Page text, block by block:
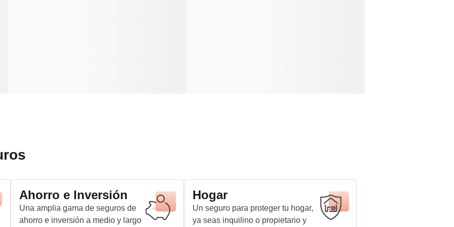
Ahorro e Inversión
Una amplia gama de seguros de
ahorro e inversión a medio y largo
Hogar
Un seguro para proteger tu hogar,
ya seas inquilino o propietario y